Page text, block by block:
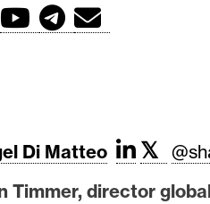
Di Matteo 𝕏
Timmer, director